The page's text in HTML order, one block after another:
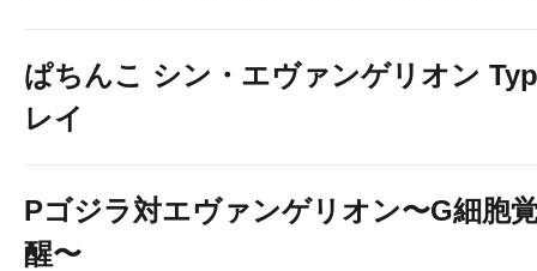
ぱちんこ シン・エヴァンゲリオン
レイ
Pゴジラ対エヴァンゲリオン〜G細胞
醒〜